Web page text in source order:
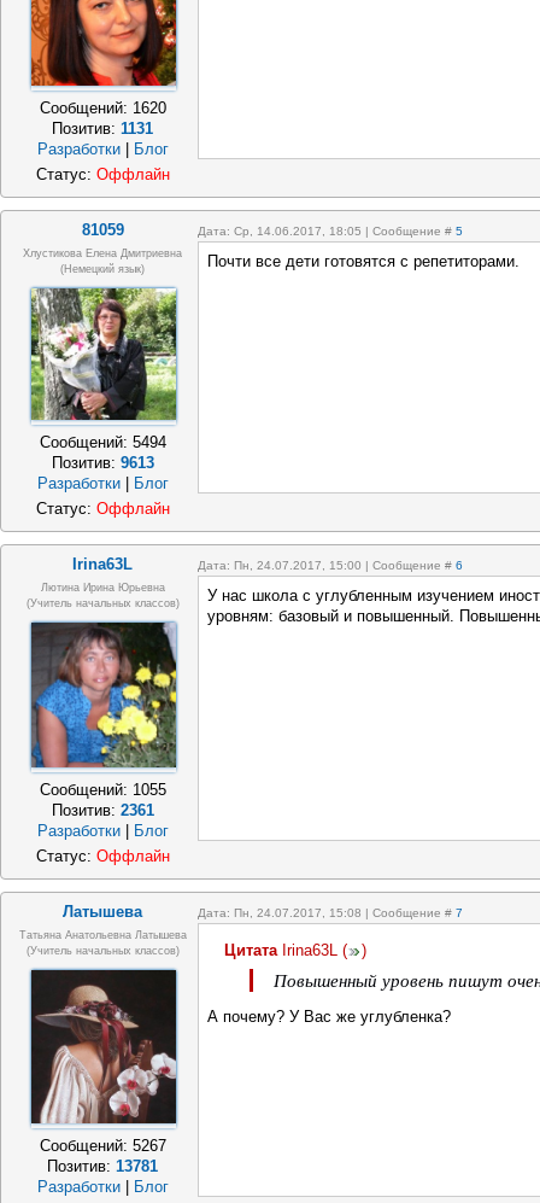
Сообщений: 1620
Позитив:1131
Разработки
Блог
Статус: Оффлайн
81059 Дата: Ср, 14.06.2017, 18:05 | Сообщение # 5
Хлустикова Елена Дмитриевна
(немецкий язык)
Сообщений: 5494
Позитив: 9613
Разработки
Блог
Почти все дети готовятся с репетиторами.
Статус: Оффлайн
Irina63L Дата: Пн, 24.07.2017, 15:00 | Сообщение # 6
Лютина Ирина Юрьевна
(Учитель начальных классов)
Сообщений: 1055
Позитив: 2361
Разработки | Блог
У нас школа с углубленным изучением
уровням: базовый и повышенный.
Статус: Оффлайн
Латышева Дата: Пн, 24.07.2017, 15:08 | Сообщение # 7
Татьяна Анатольевна Латышева
(учитель начальных классов)
Сообщений: 5267
Позитив:13781
Разработки
Блог
Цитата Irina63L ( )
Повышенный уровень пишут
А почему? У Вас же углубленка?